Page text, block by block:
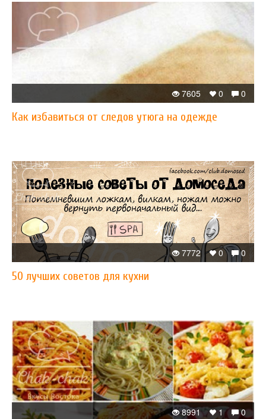
0
0
7605
Как избавиться от следов утюга на одежде
0
0
7772
50 лучших советов для кухни
0
1
8991